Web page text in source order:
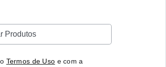
Produtos
Termos de Uso e com a